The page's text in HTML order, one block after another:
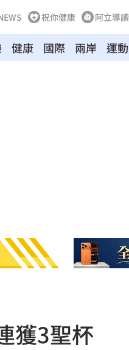
祝你健康 阿立導讀
健康 國際 兩岸 運動
獲3聖杯